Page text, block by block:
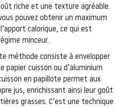
riche et une texture agréable.
pouvez obtenir un maximum
calorique, ce qui est
minceur.
méthode consiste à envelopper
papier cuisson ou d’aluminium
en papillote permet aux
jus, enrichissant ainsi leur goût
grasses. C’est une technique